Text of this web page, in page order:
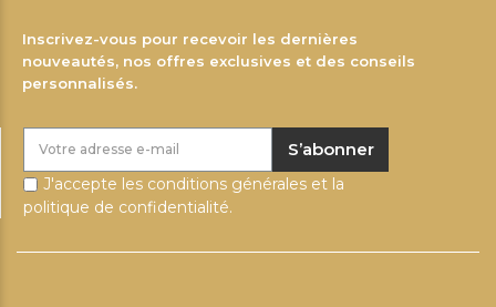
Inscrivez-vous pour recevoir les dernières
nouveautés, nos offres exclusives et des conseils
personnalisés.
S’abonner
J'accepte les conditions générales et la
politique de confidentialité.